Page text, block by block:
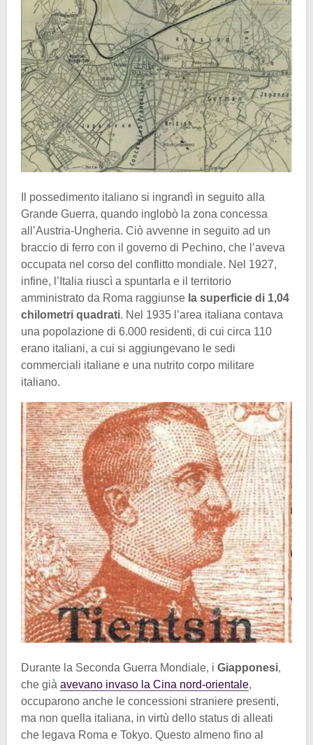
Il possedimento italiano si ingrandì in seguito alla
Grande Guerra, quando inglobò la zona concessa
all’Austria-Ungheria. Ciò avvenne in seguito ad un
braccio di ferro con il governo di Pechino, che l’aveva
occupata nel corso del conflitto mondiale. Nel 1927,
infine, l’Italia riuscì a spuntarla e il territorio
amministrato da Roma raggiunse la superficie di 1,04
chilometri quadrati. Nel 1935 l’area italiana contava
una popolazione di 6.000 residenti, di cui circa 110
erano italiani, a cui si aggiungevano le sedi
commerciali italiane e una nutrito corpo militare
italiano.
Durante la Seconda Guerra Mondiale, i Giapponesi,
che già avevano invaso la Cina nord-orientale,
occuparono anche le concessioni straniere presenti,
ma non quella italiana, in virtù dello status di alleati
che legava Roma e Tokyo. Questo almeno fino al